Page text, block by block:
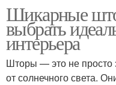
Шикарные
выбрать
интерьера
Шторы — это не
от солнечного света.